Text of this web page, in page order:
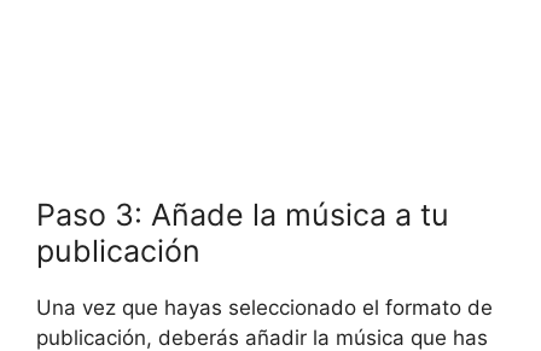
Paso 3: Añade la música a tu
publicación
Una vez que hayas seleccionado el formato de
publicación, deberás añadir la música que has